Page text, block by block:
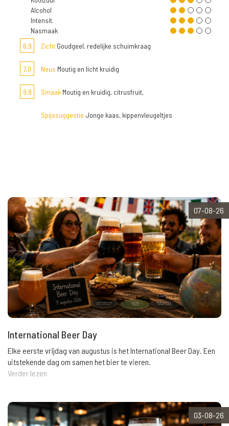
Alcohol
Intensit.
Nasmaak
6,9
Zicht Goudgeel, redelijke schuimkraag
7,0 Neus Moutig en licht kruidig
9,8 Smaak Moutig en kruidig, citrusfruit,
Spijssuggestie Jonge kaas, kippenvleugeltjes
07-08-26
International Beer Day
Elke eerste vrijdag van augustus is het International Beer Day. Een
uitstekende dag om samen het bier te vieren.
Verder lezen
03-08-26